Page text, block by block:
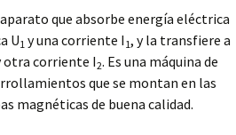
que absorbe energía eléctrica
U1 y una corriente I 1, y la transfiere a
otra corriente I2. Es una máquina de
que se montan en las
magnéticas de buena calidad.